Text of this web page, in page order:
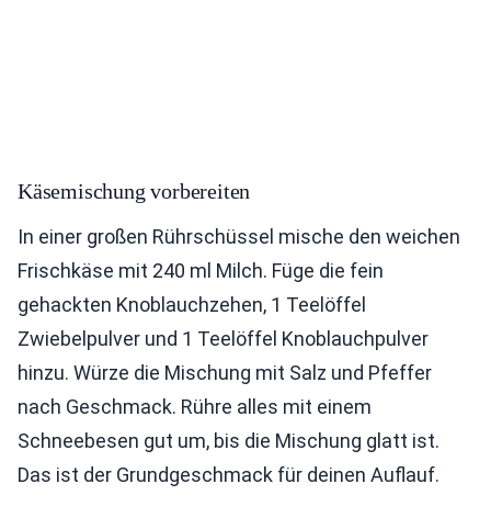
Käsemischung vorbereiten
In einer großen Rührschüssel mische den weichen
Frischkäse mit 240 ml Milch. Füge die fein
gehackten Knoblauchzehen, 1 Teelöffel
Zwiebelpulver und 1 Teelöffel Knoblauchpulver
hinzu. Würze die Mischung mit Salz und Pfeffer
nach Geschmack. Rühre alles mit einem
Schneebesen gut um, bis die Mischung glatt ist.
Das ist der Grundgeschmack für deinen Auflauf.